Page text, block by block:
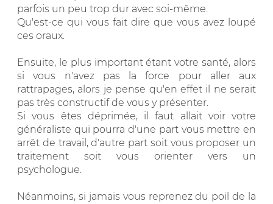
parfois un peu trop dur avec soi-même.
Qu'est-ce qui vous fait dire que vous avez loupé
ces oraux.
Ensuite, le plus important étant votre santé, alors
si vous n'avez pas la force pour aller aux
rattrapages, alors je pense qu'en effet il ne serait
pas très constructif de vous y présenter.
Si vous êtes déprimée, il faut allait voir votre
généraliste qui pourra d'une part vous mettre en
arrêt de travail, d'autre part soit vous proposer un
traitement soit vous orienter vers un
psychologue.
Néanmoins, si jamais vous reprenez du poil de la